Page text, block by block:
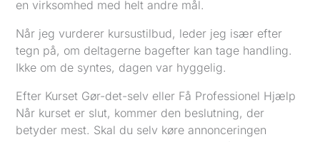
en virksomhed med helt andre mål.
Når jeg vurderer kursustilbud, leder jeg især efter
tegn på, om deltagerne bagefter kan tage handling.
Ikke om de syntes, dagen var hyggelig.
Efter Kurset Gør-det-selv eller Få Professionel Hjælp
Når kurset er slut, kommer den beslutning, der
betyder mest. Skal du selv køre annonceringen